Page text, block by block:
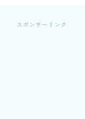
スポンサーリンク